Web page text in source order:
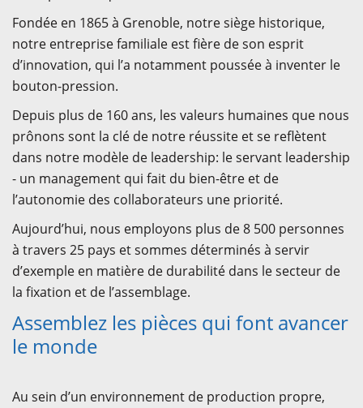
Fondée en 1865 à Grenoble, notre siège historique,
notre entreprise familiale est fière de son esprit
d’innovation, qui l’a notamment poussée à inventer le
bouton-pression.
Depuis plus de 160 ans, les valeurs humaines que nous
prônons sont la clé de notre réussite et se reflètent
dans notre modèle de leadership: le servant leadership
- un management qui fait du bien-être et de
l’autonomie des collaborateurs une priorité.
Aujourd’hui, nous employons plus de 8 500 personnes
à travers 25 pays et sommes déterminés à servir
d’exemple en matière de durabilité dans le secteur de
la fixation et de l’assemblage.
Assemblez les pièces qui font avancer
le monde
Au sein d’un environnement de production propre,